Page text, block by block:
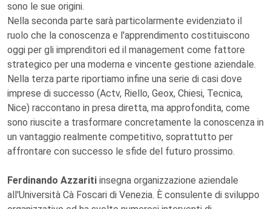
sono le sue origini.
Nella seconda parte sarà particolarmente evidenziato il
ruolo che la conoscenza e l'apprendimento costituiscono
oggi per gli imprenditori ed il management come fattore
strategico per una moderna e vincente gestione aziendale.
Nella terza parte riportiamo infine una serie di casi dove
imprese di successo (Actv, Riello, Geox, Chiesi, Tecnica,
Nice) raccontano in presa diretta, ma approfondita, come
sono riuscite a trasformare concretamente la conoscenza in
un vantaggio realmente competitivo, soprattutto per
affrontare con successo le sfide del futuro prossimo.
Ferdinando Azzariti insegna organizzazione aziendale
all'Università Cà Foscari di Venezia. È consulente di sviluppo